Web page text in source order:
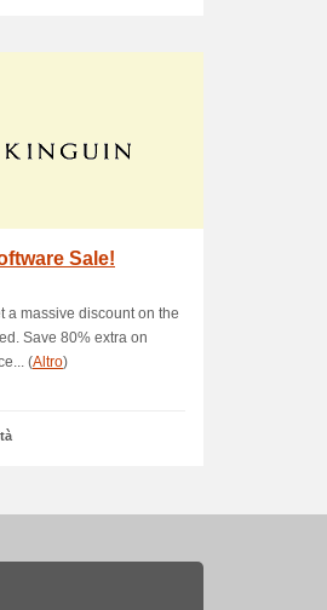
Sale!
a massive discount on the
Save 80% extra on
(Altro)